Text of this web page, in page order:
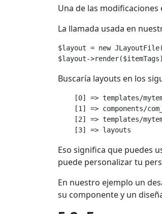
Una de las
La llamada usada en
$layout = new
Buscaría layouts en los
[0] => templates/
[1] => components/
[2] => templates/
Eso significa que puedes
puede personalizar tu
En nuestro ejemplo un
su componente y un